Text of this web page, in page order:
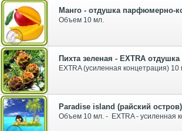
Манго - отдушка парфюмерно-
Объем 10 мл.
Объем 10 мл. - EXTRA - усиленная